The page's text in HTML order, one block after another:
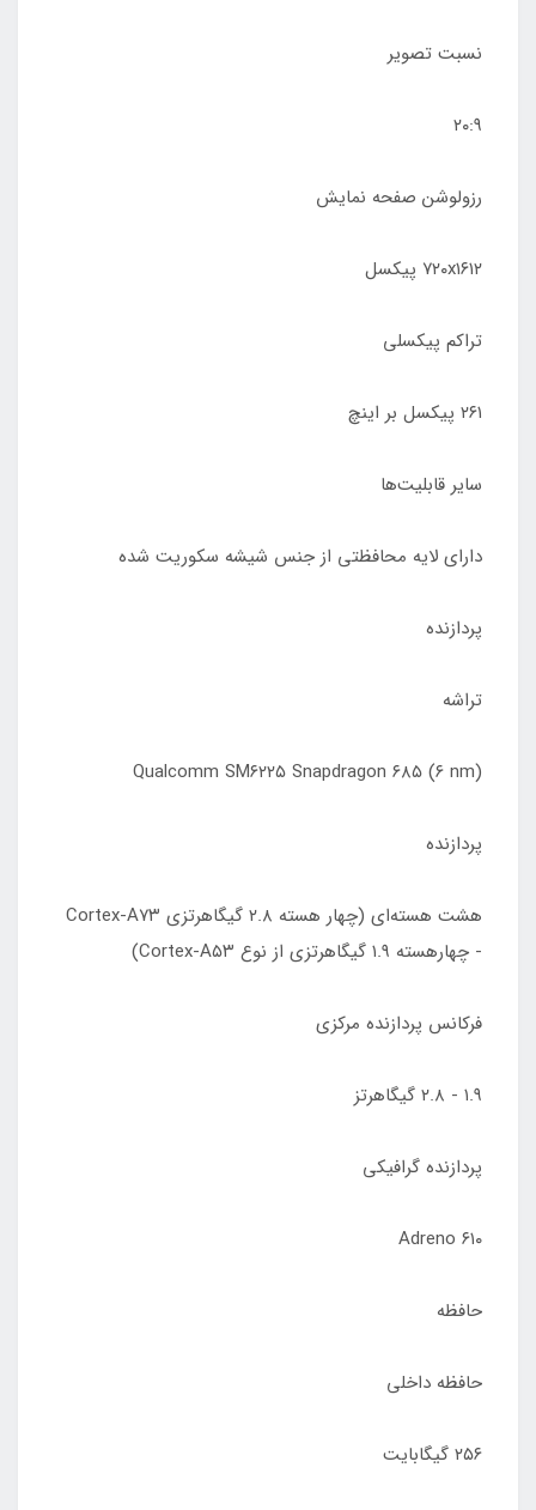
نسبت تصویر
۲۰:۹
رزولوشن صفحه نمایش
۷۲۰x۱۶۱۲ پیکسل
تراکم پیکسلی
۲۶۱ پیکسل بر اینچ
سایر قابلیت‌ها
دارای لایه محافظتی از جنس شیشه سکوریت شده
پردازنده
تراشه
Qualcomm SM۶۲۲۵ Snapdragon ۶۸۵ (۶ nm)
پردازنده‌
هشت هسته‌ای (چهار هسته ۲.۸ گیگاهرتزی Cortex-A۷۳
- چهارهسته ۱.۹ گیگاهرتزی از نوع Cortex-A۵۳)
فرکانس پردازنده‌ مرکزی
۱.۹ - ۲.۸ گیگاهرتز
پردازنده‌ گرافیکی
Adreno ۶۱۰
حافظه
حافظه داخلی
۲۵۶ گیگابایت